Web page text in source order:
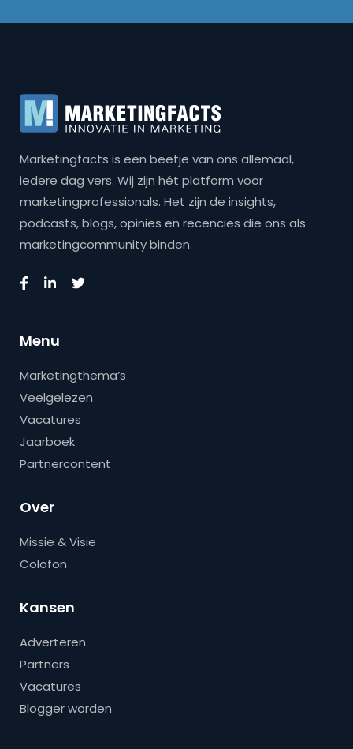
Marketingfacts is een beetje van ons allemaal,
iedere dag vers. Wij zijn hét platform voor
marketingprofessionals. Het zijn de insights,
podcasts, blogs, opinies en recencies die ons als
marketingcommunity binden.
Menu
Marketingthema’s
Veelgelezen
Vacatures
Jaarboek
Partnercontent
Over
Missie & Visie
Colofon
Kansen
Adverteren
Partners
Vacatures
Blogger worden